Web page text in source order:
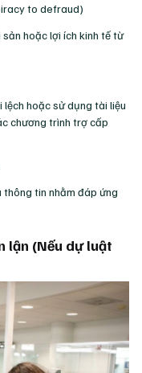
to defraud)
hoặc lợi ích kinh tế từ
hoặc sử dụng tài liệu
chương trình trợ cấp
tin nhằm đáp ứng
lận (Nếu dự luật